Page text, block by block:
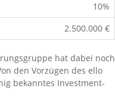
10%
2.500.000 €
hat dabei noch
den Vorzügen des ello
bekanntes Investment-